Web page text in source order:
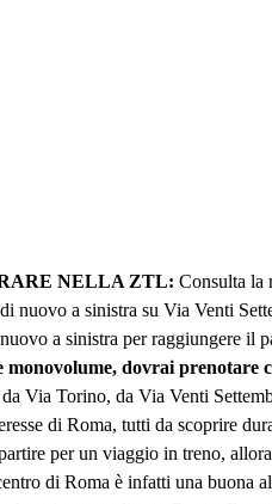
NELLA ZTL: Consulta la
a sinistra su Via Venti
a sinistra per raggiungere il
monovolume, dovrai
Via Torino, da Via Venti
di Roma, tutti da scoprire
per un viaggio in treno,
di Roma è infatti una buona